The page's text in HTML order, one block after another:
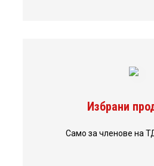
Избрани
Само за членове на